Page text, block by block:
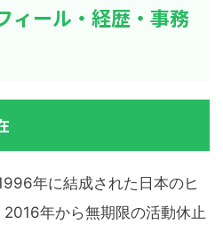
ィール・経歴・事務
年に結成された日本のヒ
年から無期限の活動休止